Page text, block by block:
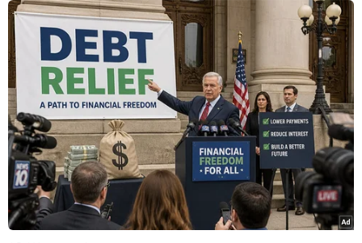
một cuộc hội thảo tổ chức tại Trung tâm Wilson
ở Washington.
Vị quan chức này cho biết Tổng thống Moon đã
nêu ý kiến này như là một phần của giải pháp
cho vấn đề hạt nhân Triều Tiên, bắt đầu bằng
việc ngừng các chương trình vũ khí.
[Quan chức Mỹ-Hàn Quốc thảo luận về tình
hình Bán đảo Triều Tiên]